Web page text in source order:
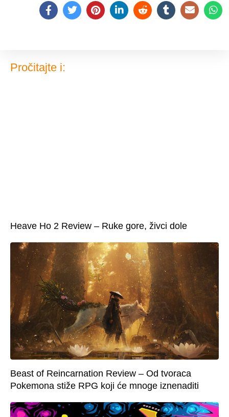
Pročitajte i:
Heave Ho 2 Review – Ruke gore, živci dole
Beast of Reincarnation Review – Od tvoraca
Pokemona stiže RPG koji će mnoge iznenaditi